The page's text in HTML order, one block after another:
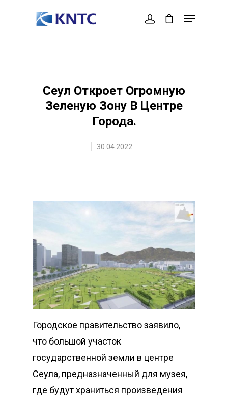
Сеул Откроет Огромную
Зеленую Зону В Центре
Города.
30.04.2022
Городское правительство заявило,
что большой участок
государственной земли в центре
Сеула, предназначенный для музея,
где будут храниться произведения